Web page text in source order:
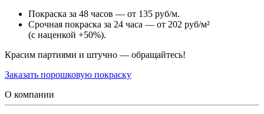
Покраска за 48 часов — от 135 руб/м.
Срочная покраска за 24 часа — от 202 руб/м²
(с наценкой +50%).
Красим партиями и штучно — обращайтесь!
Заказать порошковую покраску
О компании